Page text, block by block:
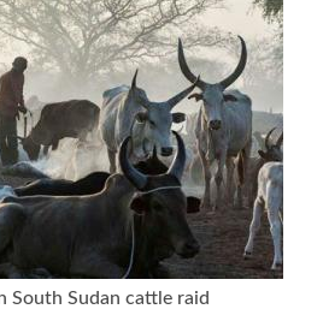
South Sudan cattle raid